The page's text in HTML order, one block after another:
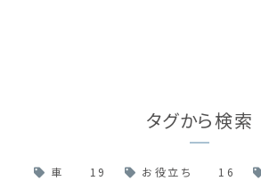
タグから検索
車 19 お役立ち 16